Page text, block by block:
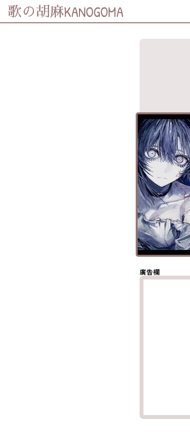
歌の胡麻KANOGOMA
分享至
Facebook
分享至 X
(Twitter)
分享至
Whatsapp
複製鏈結
廣告欄